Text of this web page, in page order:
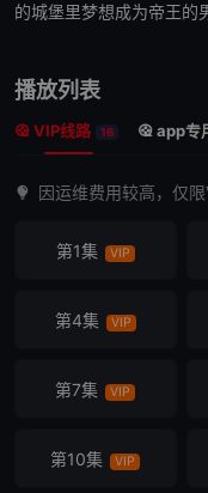
的城堡里梦想成为帝王的
播放列表
VIP线路 16 app专
因运维费用较高，仅
第1集 VIP
第4集 VIP
第7集 VIP
第10集 VIP